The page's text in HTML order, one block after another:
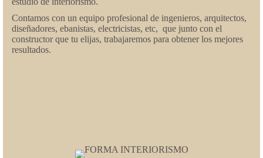
Contamos con un equipo profesional de ingenieros, arquitectos,
diseñadores, ebanistas, electricistas, etc, que junto con el
constructor que tu elijas, trabajaremos para obtener los mejores
resultados.